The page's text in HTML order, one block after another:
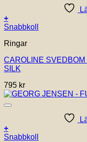
produktsidan
+
Snabbkoll
Ringar
CAROLINE
SILK
795 kr
+
Den
Snabbkoll